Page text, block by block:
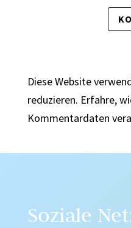
Diese Website
reduzieren. Erfahre,
Kommentardaten
Soziale